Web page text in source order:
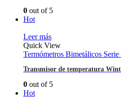
0 out of 5
Hot
Leer más
Quick View
Termómetros Bimetálicos
Transmisor de temperatura
0 out of 5
Hot